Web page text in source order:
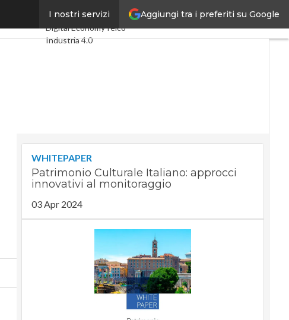
Aggiungi tra i preferiti su Google
I nostri servizi
Ultimi articoli
Digital EconomyTelco
Industria 4.0
WHITEPAPER
Patrimonio Culturale Italiano: approcci
innovativi al monitoraggio
03 Apr 2024